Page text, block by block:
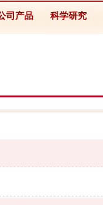
司产品 科学研究